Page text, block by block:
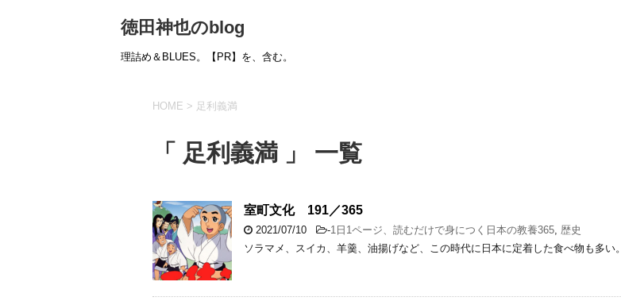
徳田神也のblog
理詰め＆BLUES。【PR】を、含む。
HOME > 足利義満
「 足利義満 」 一覧
室町文化 191／365
2021/07/10 -1日1ページ、読むだけで身につく日本の教養365, 歴史
ソラマメ、スイカ、羊羹、油揚げなど、この時代に日本に定着した食べ物も多い。